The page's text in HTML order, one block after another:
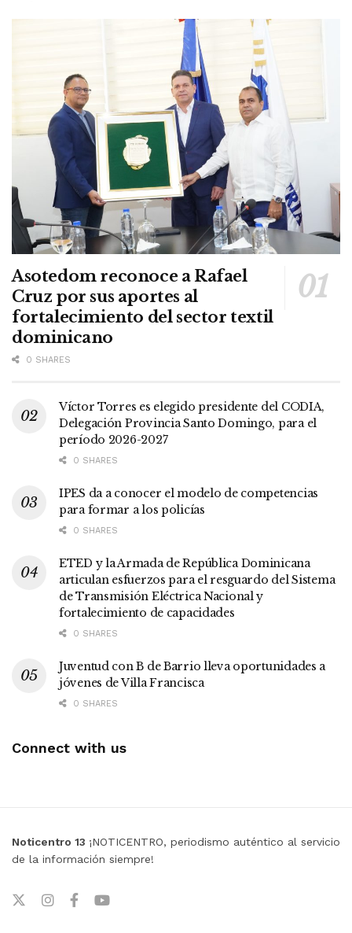
Asotedom reconoce a Rafael
Cruz por sus aportes al
fortalecimiento del sector textil
dominicano
0 SHARES
Víctor Torres es elegido presidente del CODIA,
Delegación Provincia Santo Domingo, para el
período 2026-2027
0 SHARES
IPES da a conocer el modelo de competencias
para formar a los policías
0 SHARES
ETED y la Armada de República Dominicana
articulan esfuerzos para el resguardo del Sistema
de Transmisión Eléctrica Nacional y
fortalecimiento de capacidades
0 SHARES
Juventud con B de Barrio lleva oportunidades a
jóvenes de Villa Francisca
0 SHARES
Connect with us
Noticentro 13 ¡NOTICENTRO, periodismo auténtico al servicio
de la información siempre!